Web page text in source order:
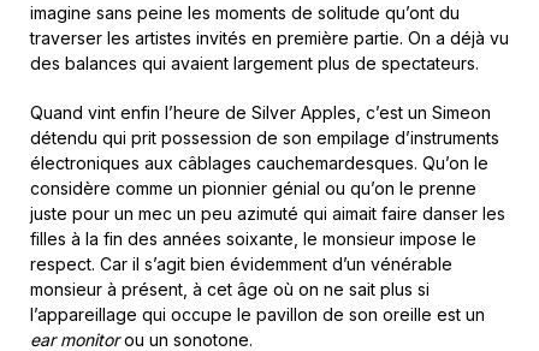
imagine sans peine les moments de solitude qu’ont du
traverser les artistes invités en première partie. On a déjà vu
des balances qui avaient largement plus de spectateurs.
Quand vint enfin l’heure de Silver Apples, c’est un Simeon
détendu qui prit possession de son empilage d’instruments
électroniques aux câblages cauchemardesques. Qu’on le
considère comme un pionnier génial ou qu’on le prenne
juste pour un mec un peu azimuté qui aimait faire danser les
filles à la fin des années soixante, le monsieur impose le
respect. Car il s’agit bien évidemment d’un vénérable
monsieur à présent, à cet âge où on ne sait plus si
l’appareillage qui occupe le pavillon de son oreille est un
ear monitorou un sonotone.